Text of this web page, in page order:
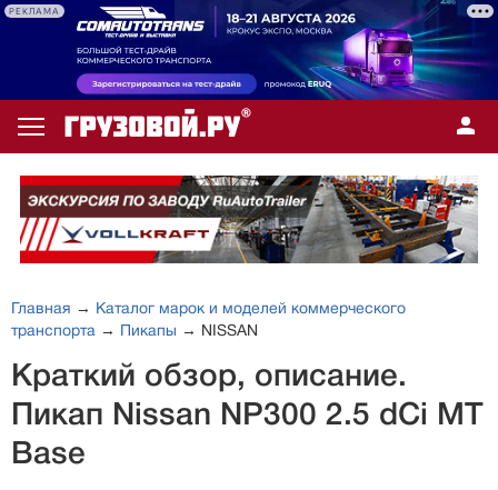
РЕКЛАМА
Главная → Каталог марок и моделей коммерческого
транспорта → Пикапы → NISSAN
Краткий обзор, описание.
Пикап Nissan NP300 2.5 dCi MT
Base